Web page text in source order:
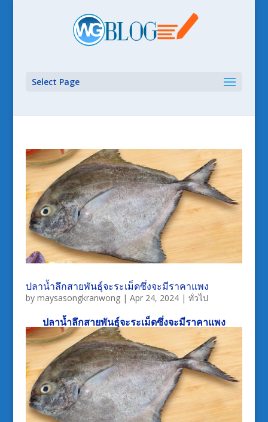
Select Page
ปลาน้ำลึกสายพันธุ์จะระเม็ดซึ่งจะมีราคาแพง
by maysasongkranwong| Apr 24, 2024| ทั่วไป
ปลาน้ำลึกสายพันธุ์จะระเม็ดซึ่งจะมีราคาแพง